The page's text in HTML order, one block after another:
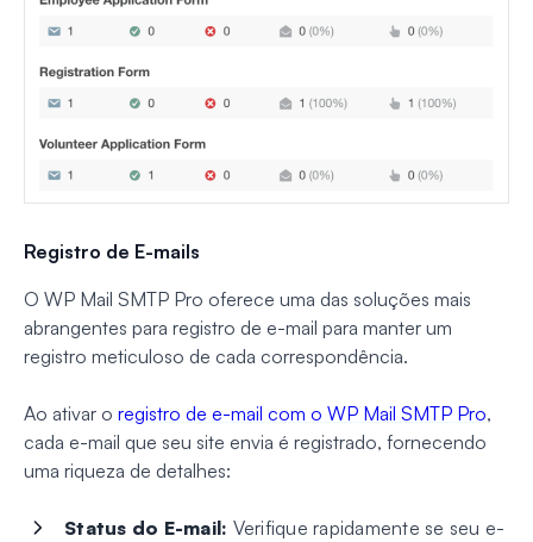
Registro de E-mails
O WP Mail SMTP Pro oferece uma das soluções mais
abrangentes para registro de e-mail para manter um
registro meticuloso de cada correspondência.
Ao ativar o registro de e-mail com o WP Mail SMTP Pro,
cada e-mail que seu site envia é registrado, fornecendo
uma riqueza de detalhes:
Status do E-mail: Verifique rapidamente se seu e-